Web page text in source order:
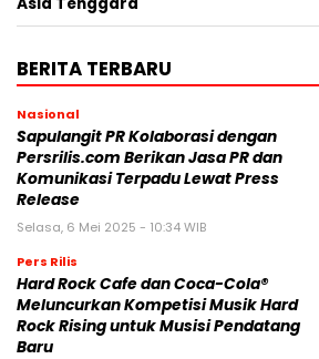
BERITA TERBARU
Nasional
Sapulangit PR Kolaborasi dengan
Persrilis.com Berikan Jasa PR dan
Komunikasi Terpadu Lewat Press
Release
Selasa, 6 Mei 2025 - 10:34 WIB
Pers Rilis
Hard Rock Cafe dan Coca-Cola®
Meluncurkan Kompetisi Musik Hard
Rock Rising untuk Musisi Pendatang
Baru